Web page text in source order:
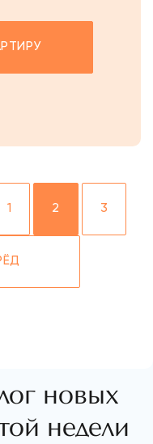
1 2 3
новых
недели